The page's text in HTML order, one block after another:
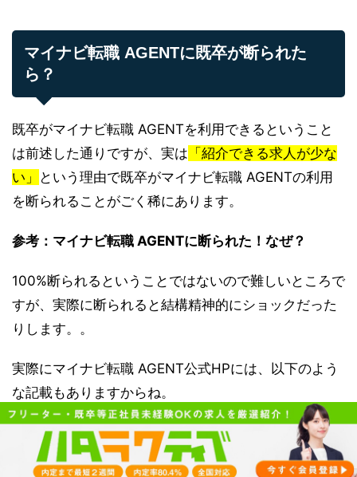
マイナビ転職 AGENTに既卒が断られた
ら？
既卒がマイナビ転職 AGENTを利用できるということ
は前述した通りですが、実は 「紹介できる求人が少な
い」
という理由で既卒がマイナビ転職 AGENTの利用
を断られることがごく稀にあります。
参考：マイナビ転職 AGENTに断られた！なぜ？
100%断られるということではないので難しいところで
すが、実際に断られると結構精神的にショックだった
りします。。
実際にマイナビ転職 AGENT公式HPには、以下のよう
な記載もありますからね。
「マイナビ転職」では正社員のご経験がなくても